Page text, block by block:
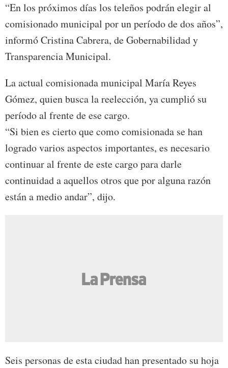
“En los próximos días los teleños podrán elegir al
comisionado municipal por un período de dos años”,
informó Cristina Cabrera, de Gobernabilidad y
Transparencia Municipal.
La actual comisionada municipal María Reyes
Gómez, quien busca la reelección, ya cumplió su
período al frente de ese cargo.
“Si bien es cierto que como comisionada se han
logrado varios aspectos importantes, es necesario
continuar al frente de este cargo para darle
continuidad a aquellos otros que por alguna razón
están a medio andar”, dijo.
Seis personas de esta ciudad han presentado su hoja